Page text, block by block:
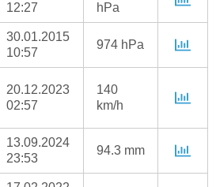
12:27
hPa
30.01.2015
10:57
974 hPa
20.12.2023
02:57
140
km/h
13.09.2024
23:53
94.3 mm